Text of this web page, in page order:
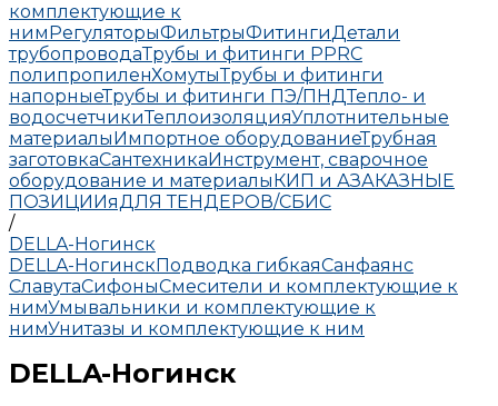
комплектующие к
нимРегуляторыФильтрыФитингиДетали
трубопроводаТрубы и фитинги PPRC
полипропиленХомутыТрубы и фитинги
напорныеТрубы и фитинги ПЭ/ПНДТепло- и
водосчетчикиТеплоизоляцияУплотнительные
материалыИмпортное оборудованиеТрубная
заготовкаСантехникаИнструмент, сварочное
оборудование и материалыКИП и АЗАКАЗНЫЕ
ПОЗИЦИИяДЛЯ ТЕНДЕРОВ/СБИС
/
DELLA-Ногинск
DELLA-НогинскПодводка гибкаяСанфаянс
СлавутаСифоныСмесители и комплектующие к
нимУмывальники и комплектующие к
нимУнитазы и комплектующие к ним
DELLA-Ногинск